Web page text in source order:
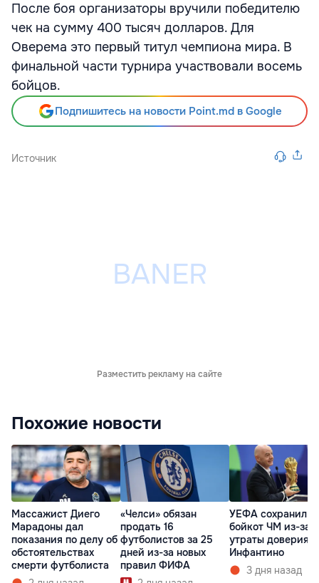
После боя организаторы вручили победителю
чек на сумму 400 тысяч долларов. Для
Оверема это первый титул чемпиона мира. В
финальной части турнира участвовали восемь
бойцов.
Подпишитесь на новости Point.md в Google
Источник
Разместить рекламу на сайте
Похожие новости
Массажист Диего
Марадоны дал
показания по делу об
обстоятельствах
смерти футболиста
«Челси» обязан
продать 16
футболистов за 25
дней из-за новых
правил ФИФА
УЕФА сохранил
бойкот ЧМ из-за
утраты доверия к
Инфантино
3 дня назад